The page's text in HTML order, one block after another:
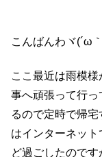
こんばんわヾ(´ω
ここ最近は雨模
事へ頑張って行
るので定時で帰
はインターネッ
ど過ごしたので